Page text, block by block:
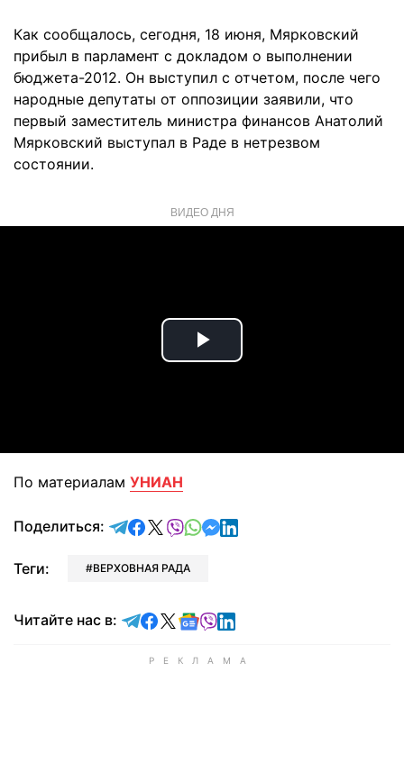
Как сообщалось, сегодня, 18 июня, Мярковский
прибыл в парламент с докладом о выполнении
бюджета-2012. Он выступил с отчетом, после чего
народные депутаты от оппозиции заявили, что
первый заместитель министра финансов Анатолий
Мярковский выступал в Раде в нетрезвом
состоянии.
ВИДЕО ДНЯ
Play
По материалам УНИАН
Поделиться: отправить в Telegram
поделиться в Facebook
поделиться в X
отправить в Viber
отправить в Whatsapp
отправить в Messenger
отправить в LinkedIn
Теги: ВЕРХОВНАЯ РАДА
Читайте нас в: Читайте в Telegram
Читайте в Facebook
Читайте в X
Читайте в Google news
Читайте в Viber
Читайте в LinkedIn